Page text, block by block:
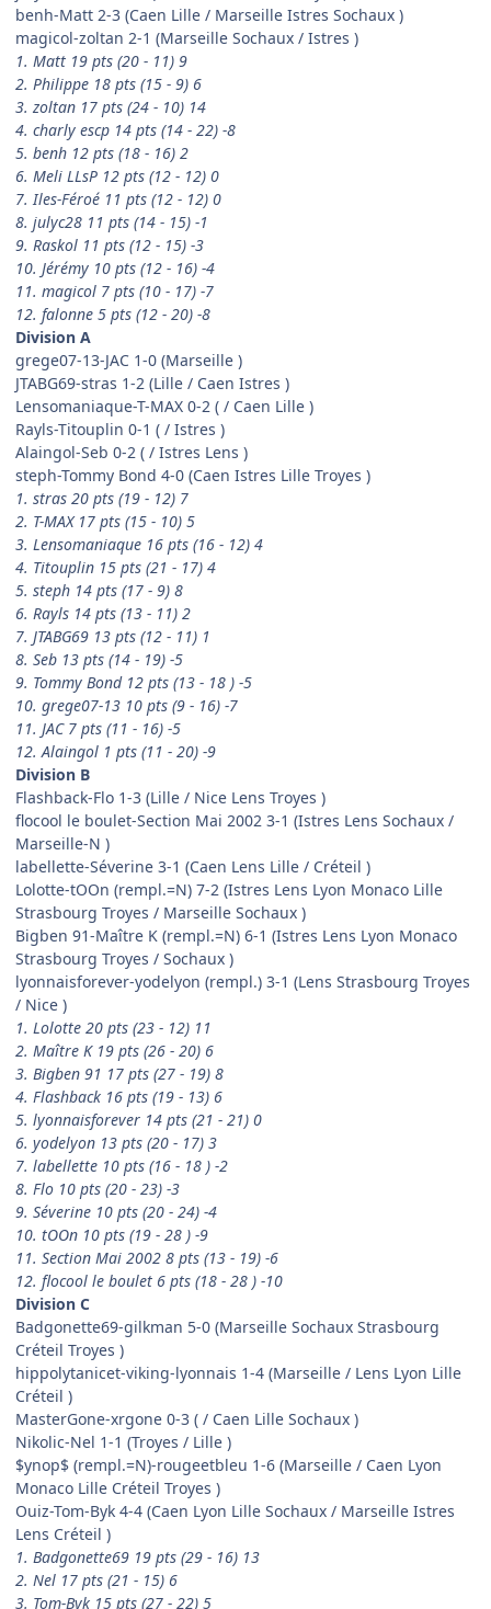
benh-Matt 2-3 (Caen Lille / Marseille Istres Sochaux )
magicol-zoltan 2-1 (Marseille Sochaux / Istres )
1. Matt 19 pts (20 - 11) 9
2. Philippe 18 pts (15 - 9) 6
3. zoltan 17 pts (24 - 10) 14
4. charly escp 14 pts (14 - 22) -8
5. benh 12 pts (18 - 16) 2
6. Meli LLsP 12 pts (12 - 12) 0
7. Iles-Féroé 11 pts (12 - 12) 0
8. julyc28 11 pts (14 - 15) -1
9. Raskol 11 pts (12 - 15) -3
10. Jérémy 10 pts (12 - 16) -4
11. magicol 7 pts (10 - 17) -7
12. falonne 5 pts (12 - 20) -8
Division A
grege07-13-JAC 1-0 (Marseille )
JTABG69-stras 1-2 (Lille / Caen Istres )
Lensomaniaque-T-MAX 0-2 ( / Caen Lille )
Rayls-Titouplin 0-1 ( / Istres )
Alaingol-Seb 0-2 ( / Istres Lens )
steph-Tommy Bond 4-0 (Caen Istres Lille Troyes )
1. stras 20 pts (19 - 12) 7
2. T-MAX 17 pts (15 - 10) 5
3. Lensomaniaque 16 pts (16 - 12) 4
4. Titouplin 15 pts (21 - 17) 4
5. steph 14 pts (17 - 9) 8
6. Rayls 14 pts (13 - 11) 2
7. JTABG69 13 pts (12 - 11) 1
8. Seb 13 pts (14 - 19) -5
9. Tommy Bond 12 pts (13 - 18 ) -5
10. grege07-13 10 pts (9 - 16) -7
11. JAC 7 pts (11 - 16) -5
12. Alaingol 1 pts (11 - 20) -9
Division B
Flashback-Flo 1-3 (Lille / Nice Lens Troyes )
flocool le boulet-Section Mai 2002 3-1 (Istres Lens Sochaux /
Marseille-N )
labellette-Séverine 3-1 (Caen Lens Lille / Créteil )
Lolotte-tOOn (rempl.=N) 7-2 (Istres Lens Lyon Monaco Lille
Strasbourg Troyes / Marseille Sochaux )
Bigben 91-Maître K (rempl.=N) 6-1 (Istres Lens Lyon Monaco
Strasbourg Troyes / Sochaux )
lyonnaisforever-yodelyon (rempl.) 3-1 (Lens Strasbourg Troyes
/ Nice )
1. Lolotte 20 pts (23 - 12) 11
2. Maître K 19 pts (26 - 20) 6
3. Bigben 91 17 pts (27 - 19) 8
4. Flashback 16 pts (19 - 13) 6
5. lyonnaisforever 14 pts (21 - 21) 0
6. yodelyon 13 pts (20 - 17) 3
7. labellette 10 pts (16 - 18 ) -2
8. Flo 10 pts (20 - 23) -3
9. Séverine 10 pts (20 - 24) -4
10. tOOn 10 pts (19 - 28 ) -9
11. Section Mai 2002 8 pts (13 - 19) -6
12. flocool le boulet 6 pts (18 - 28 ) -10
Division C
Badgonette69-gilkman 5-0 (Marseille Sochaux Strasbourg
Créteil Troyes )
hippolytanicet-viking-lyonnais 1-4 (Marseille / Lens Lyon Lille
Créteil )
MasterGone-xrgone 0-3 ( / Caen Lille Sochaux )
Nikolic-Nel 1-1 (Troyes / Lille )
$ynop$ (rempl.=N)-rougeetbleu 1-6 (Marseille / Caen Lyon
Monaco Lille Créteil Troyes )
Ouiz-Tom-Byk 4-4 (Caen Lyon Lille Sochaux / Marseille Istres
Lens Créteil )
1. Badgonette69 19 pts (29 - 16) 13
2. Nel 17 pts (21 - 15) 6
3. Tom-Byk 15 pts (27 - 22) 5